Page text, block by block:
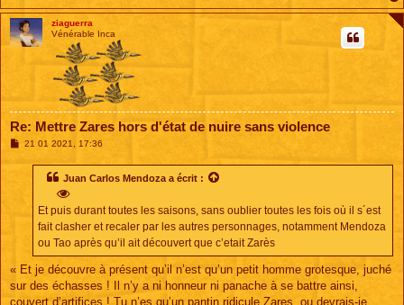
ziaguerra
Vénérable Inca
Re: Mettre Zares hors d'état de nuire sans violence
M21 01 2021, 17:36
Juan Carlos Mendoza a écrit :
Et puis durant toutes les saisons, sans oublier toutes les fois où il s´est
fait clasher et recaler par les autres personnages, notamment Mendoza
ou Tao après qu’il ait découvert que c’etait Zarès
« Et je découvre à présent qu’il n’est qu’un petit homme grotesque, juché
sur des échasses ! Il n’y a ni honneur ni panache à se battre ainsi,
couvert d’artifices ! Tu n’es qu’un pantin ridicule Zares, ou devrais-je